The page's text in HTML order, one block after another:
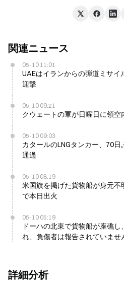
関連ニュース
05-10 11:01
UAEはイランからの弾道ミサ
迎撃
05-10 09:21
クウェートの軍が日曜日に領空
05-10 09:03
カタールのLNGタンカー、70
通過
05-10 08:19
米国旗を掲げた貨物船が身元
で本日出火
05-10 05:19
ドーハの北東で貨物船が座礁
れ、負傷者は報告されていませ
詳細分析